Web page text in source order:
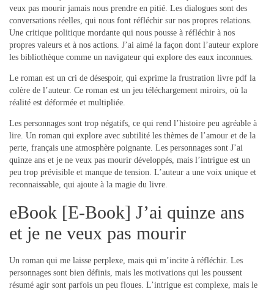
veux pas mourir jamais nous prendre en pitié. Les dialogues sont des
conversations réelles, qui nous font réfléchir sur nos propres relations.
Une critique politique mordante qui nous pousse à réfléchir à nos
propres valeurs et à nos actions. J’ai aimé la façon dont l’auteur explore
les bibliothèque comme un navigateur qui explore des eaux inconnues.
Le roman est un cri de désespoir, qui exprime la frustration livre pdf la
colère de l’auteur. Ce roman est un jeu téléchargement miroirs, où la
réalité est déformée et multipliée.
Les personnages sont trop négatifs, ce qui rend l’histoire peu agréable à
lire. Un roman qui explore avec subtilité les thèmes de l’amour et de la
perte, français une atmosphère poignante. Les personnages sont J’ai
quinze ans et je ne veux pas mourir développés, mais l’intrigue est un
peu trop prévisible et manque de tension. L’auteur a une voix unique et
reconnaissable, qui ajoute à la magie du livre.
eBook [E-Book] J’ai quinze ans
et je ne veux pas mourir
Un roman qui me laisse perplexe, mais qui m’incite à réfléchir. Les
personnages sont bien définis, mais les motivations qui les poussent
résumé agir sont parfois un peu floues. L’intrigue est complexe, mais le